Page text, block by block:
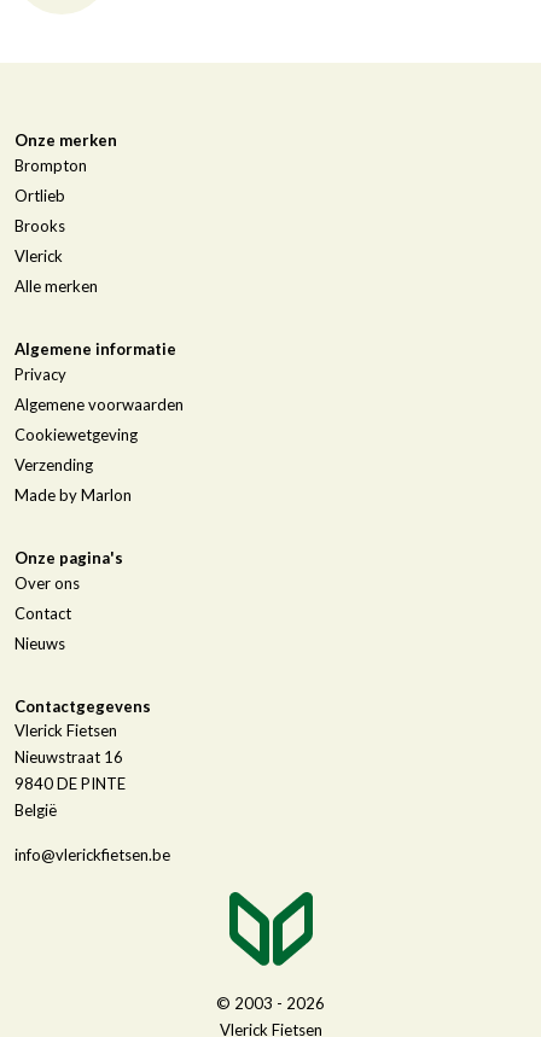
Onze merken
Brompton
Ortlieb
Brooks
Vlerick
Alle merken
Algemene informatie
Privacy
Algemene voorwaarden
Cookiewetgeving
Verzending
Made by Marlon
Onze pagina's
Over ons
Contact
Nieuws
Contactgegevens
Vlerick Fietsen
Nieuwstraat 16
9840DE PINTE
België
info@vlerickfietsen.be
© 2003 - 2026
Vlerick Fietsen